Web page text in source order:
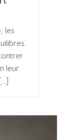
les
leur